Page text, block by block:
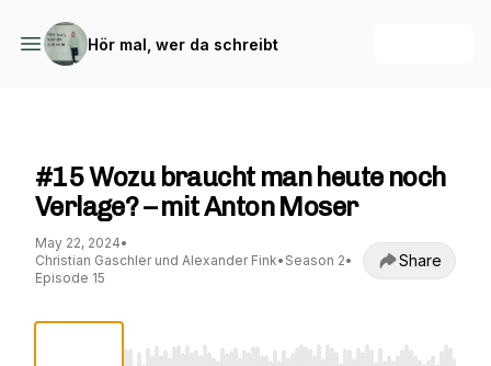
Hör mal, wer da schreibt
#15 Wozu braucht man heute noch
Verlage? – mit Anton Moser
May 22, 2024•
Christian Gaschler und Alexander Fink• Season 2•
Episode 15
Share